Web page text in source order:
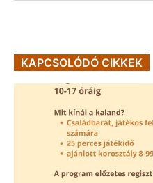
KAPCSOLÓDÓ CIKKEK